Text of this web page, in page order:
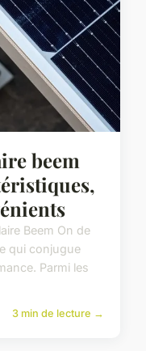
beem
Beem On de
qui conjugue
Parmi les
3 min de lecture →